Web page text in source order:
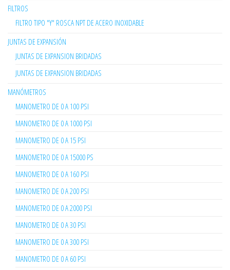
FILTROS
FILTRO TIPO "Y" ROSCA NPT DE ACERO INOXIDABLE
JUNTAS DE EXPANSIÓN
JUNTAS DE EXPANSION BRIDADAS
JUNTAS DE EXPANSION BRIDADAS
MANÓMETROS
MANOMETRO DE 0 A 100 PSI
MANOMETRO DE 0 A 1000 PSI
MANOMETRO DE 0 A 15 PSI
MANOMETRO DE 0 A 15000 PS
MANOMETRO DE 0 A 160 PSI
MANOMETRO DE 0 A 200 PSI
MANOMETRO DE 0 A 2000 PSI
MANOMETRO DE 0 A 30 PSI
MANOMETRO DE 0 A 300 PSI
MANOMETRO DE 0 A 60 PSI